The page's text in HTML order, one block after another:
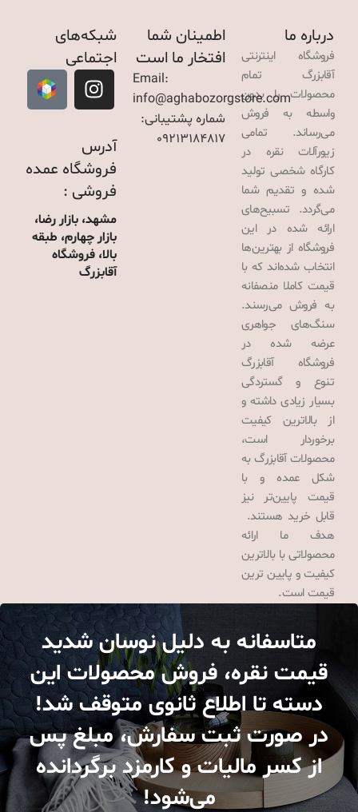
درباره ما
فروشگاه اینترنتی
آقابزرگ تمام
محصولات را بدون
واسطه به فروش
می‌رساند. تمامی
زیورآلات نقره در
کارگاه شخصی تولید
شده و تقدیم شما
می‌گردد. تسبیح‌های
ارائه شده در این
فروشگاه از بهترین‌ها
انتخاب شده‌اند که با
قیمت کاملا منصفانه
به فروش می‌رسند.
سنگ‌های جواهری
عرضه شده در
فروشگاه آقابزرگ
تنوع و گستردگی
بسیار زیادی داشته و
از بالاترین کیفیت
برخوردار است،
محصولات آقابزرگ به
شکل عمده و با
قیمت پایین‌تر نیز
قابل خرید هستند.
هدف ما ارائه
محصولاتی با بالاترین
کیفیت و پایین ترین
قیمت است.
اطمینان شما
افتخار ما است
Email:
info@aghabozorgstore.com
شماره پشتیبانی:
09213184817
شبکه‌های
اجتماعی
آدرس
فروشگاه عمده
فروشی :
مشهد، بازار رضا،
بازار چهارم، طبقه
بالا، فروشگاه
آقابزرگ
متاسفانه به دلیل نوسان شدید
قیمت نقره، فروش محصولات این
دسته تا اطلاع ثانوی متوقف شد!
در صورت ثبت سفارش، مبلغ پس
از کسر مالیات و کارمزد برگردانده
می‌شود!